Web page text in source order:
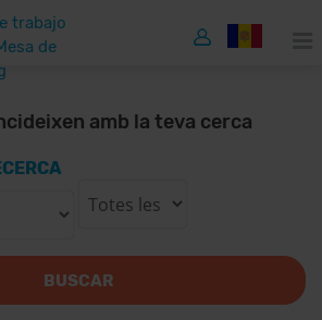
amb la teva cerca
BUSCAR